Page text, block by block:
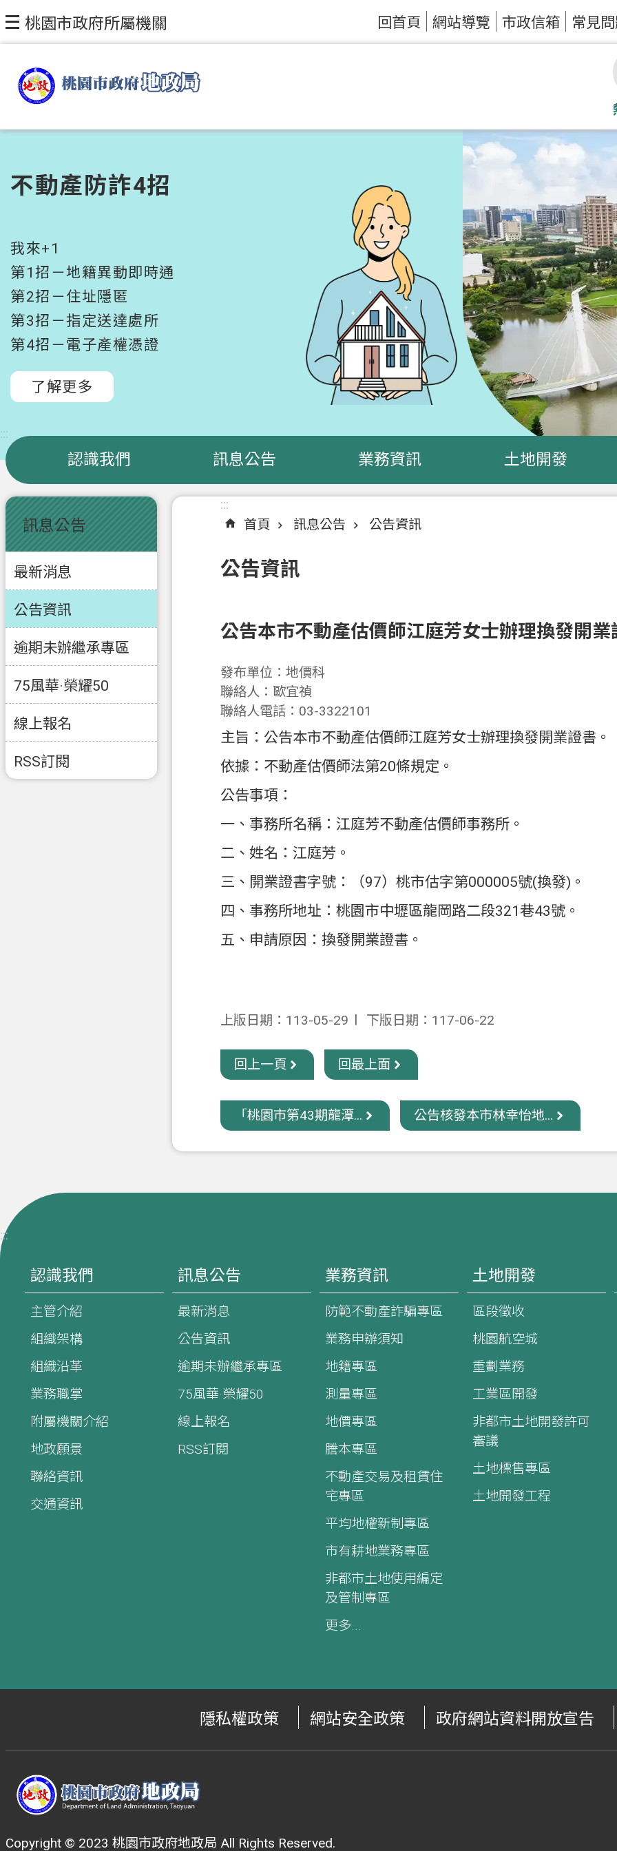
跳到主要內容區塊
桃園市政府所屬機關 回首頁 網站導覽 市政信箱 常見
不動產防詐4招
我來+1
第1招－地籍異動即時通
第2招－住址隱匿
第3招－指定送達處所
第4招－電子產權憑證
了解更多
:::
認識我們 訊息公告 業務資訊 土地開發
:::
訊息公告
最新消息
公告資訊
逾期未辦繼承專區
75風華·榮耀50
線上報名
RSS訂閱
:::
首頁
訊息公告 公告資訊
公告資訊
公告本市不動產估價師江庭芳女士辦理換發開業
發布單位：地價科
聯絡人：歐宜禎
聯絡人電話：03-3322101
主旨：公告本市不動產估價師江庭芳女士辦理換發開業證書。
依據：不動產估價師法第20條規定。
公告事項：
一、事務所名稱：江庭芳不動產估價師事務所。
二、姓名：江庭芳。
三、開業證書字號：（97）桃市估字第000005號(換發)。
四、事務所地址：桃園市中壢區龍岡路二段321巷43號。
五、申請原因：換發開業證書。
上版日期：113-05-29 下版日期：117-06-22
回上一頁 回最上面
「桃園市第43期龍潭... 公告核發本市林幸怡地...
:::
認識我們
主管介紹
組織架構
組織沿革
業務職掌
附屬機關介紹
地政願景
聯絡資訊
交通資訊
訊息公告
最新消息
公告資訊
逾期未辦繼承專區
75風華·榮耀50
線上報名
RSS訂閱
業務資訊
防範不動產詐騙專區
業務申辦須知
地籍專區
測量專區
地價專區
謄本專區
不動產交易及租賃住
宅專區
平均地權新制專區
市有耕地業務專區
非都市土地使用編定
及管制專區
更多...
土地開發
區段徵收
桃園航空城
重劃業務
工業區開發
非都市土地開發許可
審議
土地標售專區
土地開發工程
隱私權政策 網站安全政策 政府網站資料開放宣告
Copyright © 2023 桃園市政府地政局 All Rights Reserved.